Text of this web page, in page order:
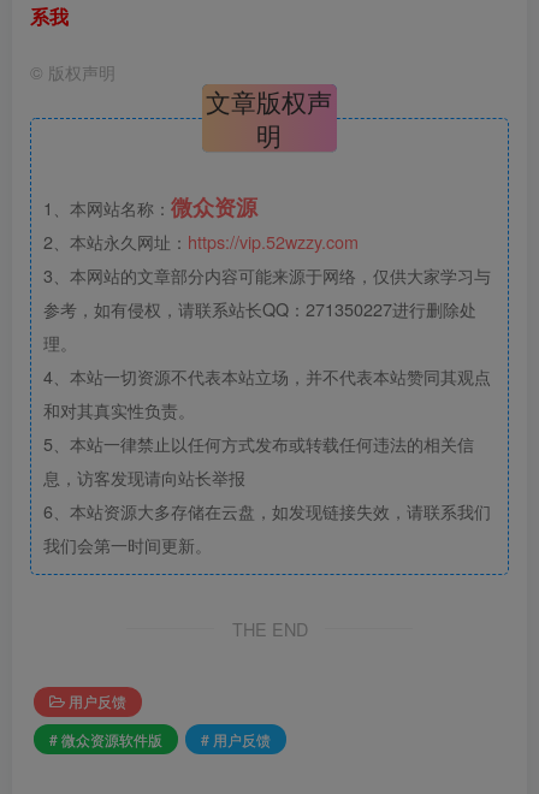
系我
© 版权声明
文章版权声
明
1、本网站名称： 微众资源
2、本站永久网址： https://vip.52wzzy.com
3、本网站的文章部分内容可能来源于网络，仅供大家学习与
参考，如有侵权，请联系站长QQ：271350227进行删除处
理。
4、本站一切资源不代表本站立场，并不代表本站赞同其观点
和对其真实性负责。
5、本站一律禁止以任何方式发布或转载任何违法的相关信
息，访客发现请向站长举报
6、本站资源大多存储在云盘，如发现链接失效，请联系我们
我们会第一时间更新。
THE END
用户反馈
# 微众资源软件版
# 用户反馈